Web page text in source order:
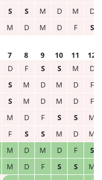
S S M D M
D
M D M D F S
7 8 9 10 11
12
D F S S M
D
S M D M D
F
S M D M D
F
M D F S S
M
F S S M D
M
M D M D F
S
M D F S S
M